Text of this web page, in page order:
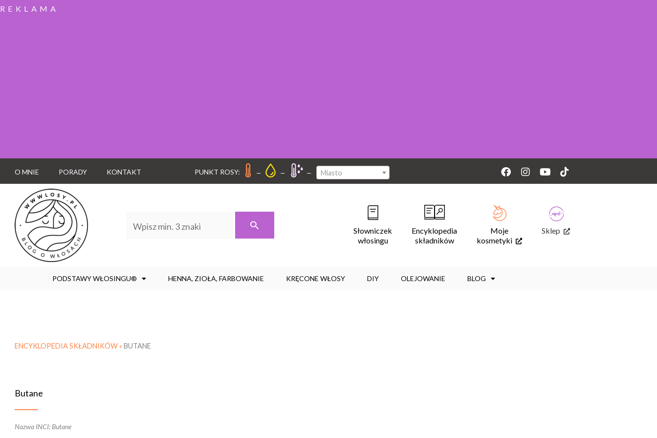
REKLAMA
O MNIE PORADY KONTAKT PUNKT ROSY: – – – Miasto Facebook
Instagram
YoutubeTiktok
Słowniczek
włosingu
Encyklopedia
składników
Moje
kosmetyki
Sklep
PODSTAWY WŁOSINGU® HENNA, ZIOŁA, FARBOWANIE KRĘCONE WŁOSY DIY OLEJOWANIE BLOG
ENCYKLOPEDIA SKŁADNIKÓW » BUTANE
Butane
Nazwa INCI: Butane